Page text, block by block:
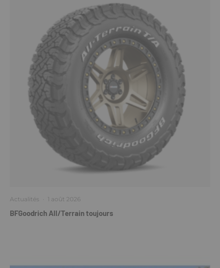
Actualités · 1 août 2026
BFGoodrich All/Terrain toujours